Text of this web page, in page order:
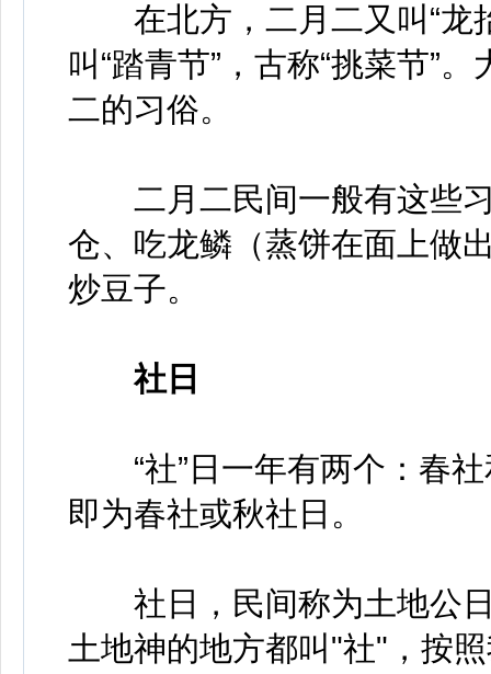
在北方，二月二又叫“龙抬
叫“踏青节”，古称“挑菜节”
二的习俗。
二月二民间一般有这些习
仓、吃龙鳞（蒸饼在面上做
炒豆子。
社日
“社”日一年有两个：春社
即为春社或秋社日。
社日，民间称为土地公日
土地神的地方都叫"社"，按